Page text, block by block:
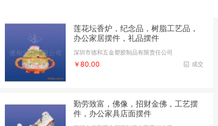
莲花坛香炉，纪念品，树脂工艺品，
办公家居摆件，礼品摆件
深圳市德和五金塑胶制品有限责任公司
成交
￥80.00
勤劳致富，佛像，招财金佛，工艺摆
件，办公家具店面摆件